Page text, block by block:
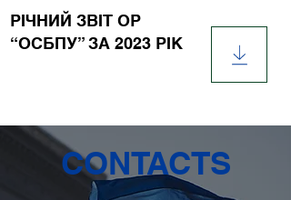
РІЧНИЙ ЗВІТ ОР
“ОСБПУ” ЗА 2023 РІК
CONTACTS